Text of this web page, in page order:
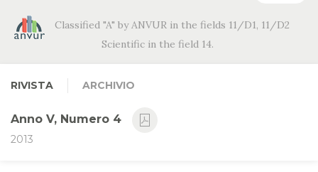
Classified "A" by ANVUR in the fields 11/D1, 11/D2
Scientific in the field 14.
RIVISTA ARCHIVIO
Anno V, Numero 4
2013